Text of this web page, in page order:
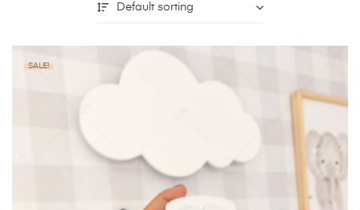
Default sorting
SALE!